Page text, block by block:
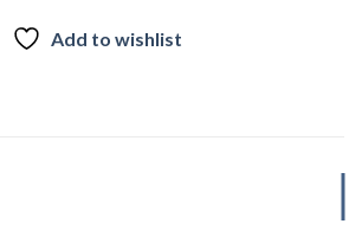
Add to wishlist